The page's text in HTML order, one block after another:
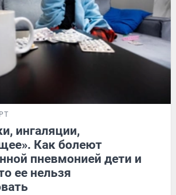
ингаляции,
Как болеют
пневмонией дети и
ее нельзя